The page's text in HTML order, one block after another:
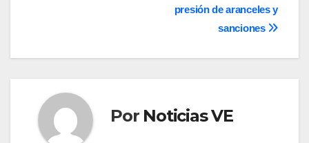
presión de aranceles y
sanciones
Por Noticias VE